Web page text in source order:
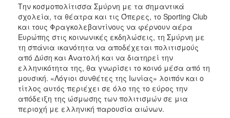
ΠΟΛΙΤΙΣΜΟΣ
ΑΝΘΕΚΤΙΚΗ
ΠΟΛΗ
Την κοσμοπολίτισσα Σμύρνη με τα σημαντικά
σχολεία, τα θέατρα και τις Όπερες, το Sporting Club
και τους Φραγκολεβαντίνους να φέρνουν αέρα
Ευρώπης στις κοινωνικές εκδηλώσεις, τη Σμύρνη με
τη σπάνια ικανότητα να αποδέχεται πολιτισμούς
από Δύση και Ανατολή και να διατηρεί την
ελληνικότητα της, θα γνωρίσει το κοινό μέσα από τη
μουσική. «Λόγιοι συνθέτες της Ιωνίας» λοιπόν και ο
τίτλος αυτός περιέχει σε όλο της το εύρος την
απόδειξη της ώσμωσης των πολιτισμών σε μια
περιοχή με ελληνική παρουσία αιώνων.